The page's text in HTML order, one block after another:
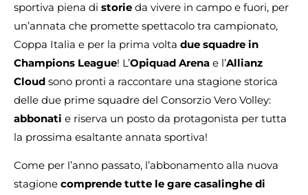
sportiva piena di storie da vivere in campo e fuori, per
un’annata che promette spettacolo tra campionato,
Coppa Italia e per la prima volta due squadre in
Champions League! L’Opiquad Arena e l’Allianz
Cloud sono pronti a raccontare una stagione storica
delle due prime squadre del Consorzio Vero Volley:
abbonati e riserva un posto da protagonista per tutta
la prossima esaltante annata sportiva!
Come per l’anno passato, l’abbonamento alla nuova
stagione comprende tutte le gare casalinghe di